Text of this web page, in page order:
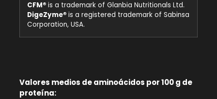
CFM® is a trademark of Glanbia Nutritionals Ltd.
DigeZyme® is a registered trademark of Sabinsa
Corporation, USA.
Valores medios de aminoácidos por 100 g de
proteína: